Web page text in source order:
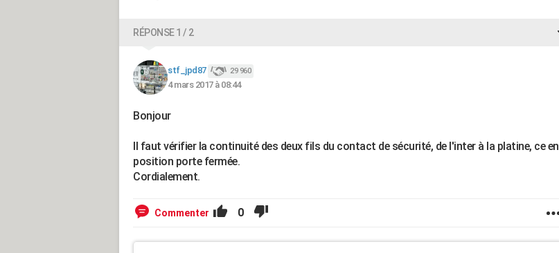
RÉPONSE 1 / 2
stf_jpd87 29 960
4 mars 2017 à 08:44
Bonjour
Il faut vérifier la continuité des deux fils du contact de sécurité, de l'inter à la platine, ce en
position porte fermée.
Cordialement.
Commenter 0